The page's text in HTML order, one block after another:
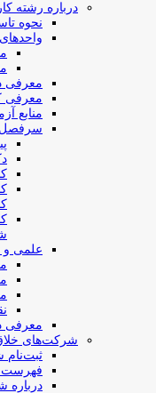
درباره رشته
نحوه
معرفی
معرفی
منابع
سرفصل
علمی و
معرفی
شرکت‌های
فهرست
درباره